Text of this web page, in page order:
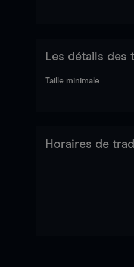
Les détails des
Taille minimale
Horaires de